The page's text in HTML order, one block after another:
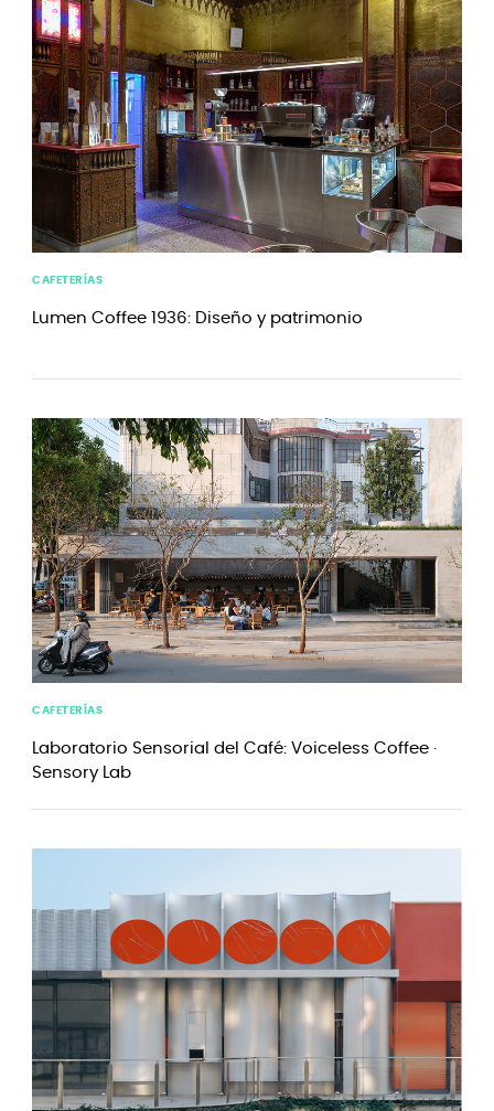
CAFETERÍAS
Lumen Coffee 1936: Diseño y patrimonio
CAFETERÍAS
Laboratorio Sensorial del Café: Voiceless Coffee ·
Sensory Lab